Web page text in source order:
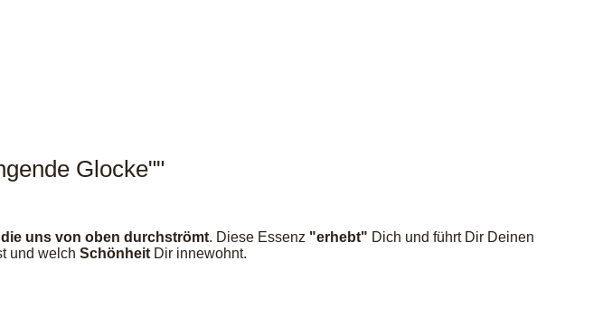
Glocke""
uns von oben durchströmt. Diese Essenz "erhebt" Dich und führt Dir Deinen
und welch Schönheit Dir innewohnt.